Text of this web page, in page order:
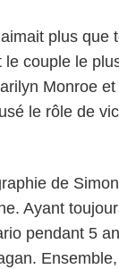
plus que
couple le
Monroe
le rôle de
de
Ayant
pendant 5